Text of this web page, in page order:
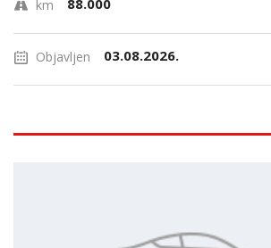
km 88.000
Objavljen 03.08.2026.